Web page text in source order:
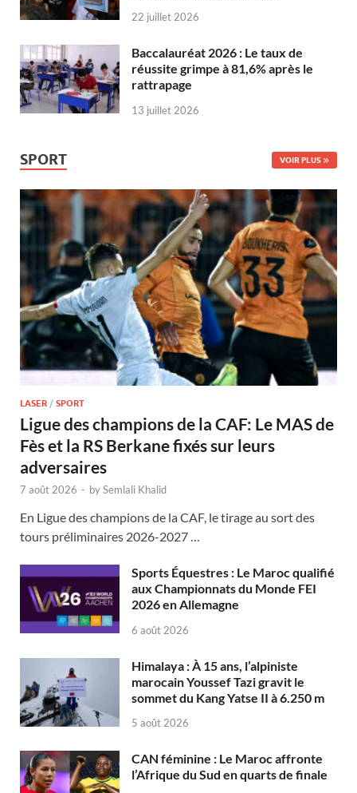
22 juillet 2026
Baccalauréat 2026 : Le taux de
réussite grimpe à 81,6% après le
rattrapage
13 juillet 2026
SPORT VOIR PLUS
LASER / SPORT
Ligue des champions de la CAF: Le MAS de
Fès et la RS Berkane fixés sur leurs
adversaires
7 août 2026 - bySemlali Khalid
En Ligue des champions de la CAF, le tirage au sort des
tours préliminaires 2026-2027 …
Sports Équestres : Le Maroc qualifié
aux Championnats du Monde FEI
2026 en Allemagne
6 août 2026
Himalaya : À 15 ans, l’alpiniste
marocain Youssef Tazi gravit le
sommet du Kang Yatse II à 6.250 m
5 août 2026
CAN féminine : Le Maroc affronte
l’Afrique du Sud en quarts de finale